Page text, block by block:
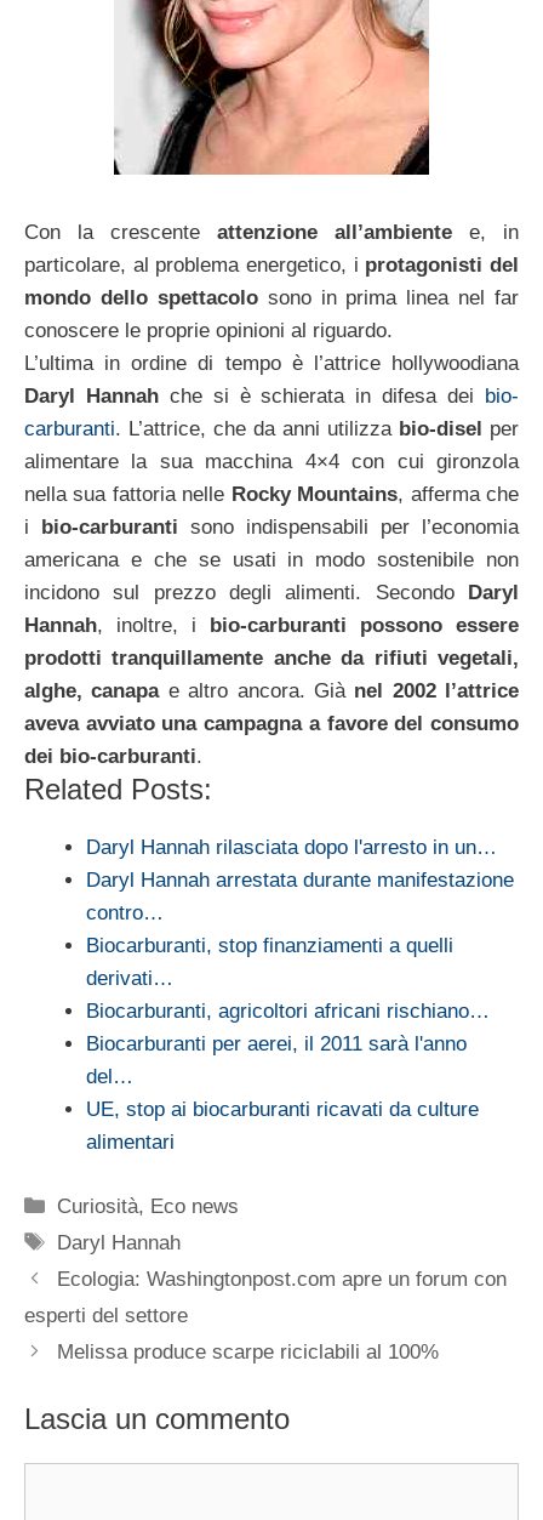
Con la crescente attenzione all’ambiente e, in
particolare, al problema energetico, i protagonisti del
mondo dello spettacolosono in prima linea nel far
conoscere le proprie opinioni al riguardo.
L’ultima in ordine di tempo è l’attrice hollywoodiana
Daryl Hannahche si è schierata in difesa dei bio-
carburanti. L’attrice, che da anni utilizza bio-disel per
alimentare la sua macchina 4×4 con cui gironzola
nella sua fattoria nelle Rocky Mountains, afferma che
i bio-carburanti sono indispensabili per l’economia
americana e che se usati in modo sostenibile non
incidono sul prezzo degli alimenti. Secondo Daryl
Hannah, inoltre, i bio-carburanti possono essere
prodotti tranquillamente anche da rifiuti vegetali,
alghe, canapae altro ancora. Già nel 2002 l’attrice
aveva avviato una campagna a favore del consumo
dei bio-carburanti.
Related Posts:
Daryl Hannah rilasciata dopo l'arresto in un…
Daryl Hannah arrestata durante manifestazione
contro…
Biocarburanti, stop finanziamenti a quelli
derivati…
Biocarburanti, agricoltori africani rischiano…
Biocarburanti per aerei, il 2011 sarà l'anno
del…
UE, stop ai biocarburanti ricavati da culture
alimentari
Categorie
Curiosità, Eco news
Tag
Daryl Hannah
Ecologia: Washingtonpost.com apre un forum con
esperti del settore
Melissa produce scarpe riciclabili al 100%
Lascia un commento